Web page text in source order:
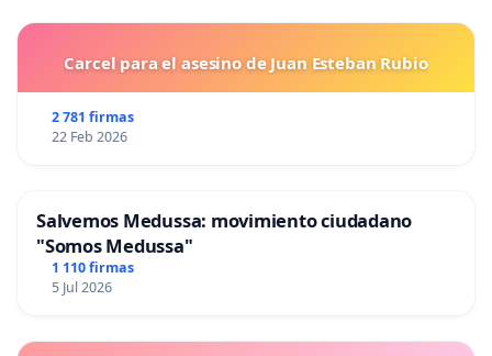
Carcel para el asesino de Juan Esteban Rubio
2 781 firmas
22 Feb 2026
Salvemos Medussa: movimiento ciudadano
"Somos Medussa"
1 110 firmas
5 Jul 2026